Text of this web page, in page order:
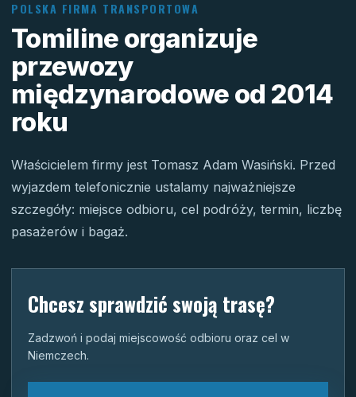
POLSKA FIRMA TRANSPORTOWA
Tomiline organizuje
przewozy
międzynarodowe od 2014
roku
Właścicielem firmy jest Tomasz Adam Wasiński. Przed
wyjazdem telefonicznie ustalamy najważniejsze
szczegóły: miejsce odbioru, cel podróży, termin, liczbę
pasażerów i bagaż.
Chcesz sprawdzić swoją trasę?
Zadzwoń i podaj miejscowość odbioru oraz cel w
Niemczech.